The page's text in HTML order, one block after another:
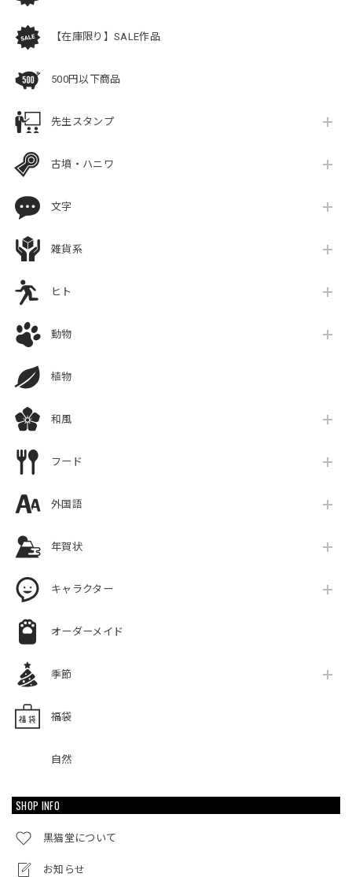
【在庫限り】SALE作品
500円以下商品
先生スタンプ
古墳・ハニワ
文字
雑貨系
ヒト
動物
植物
和風
フード
外国語
年賀状
キャラクター
オーダーメイド
季節
福袋
自然
SHOP INFO
黒猫堂について
お知らせ